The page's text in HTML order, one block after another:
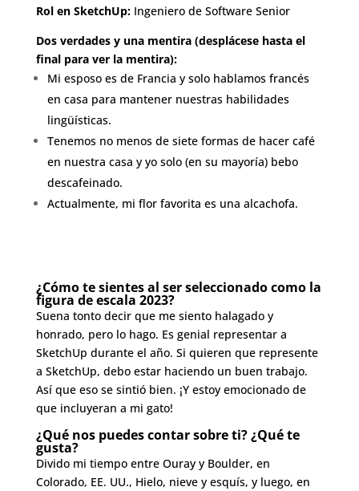
Rol en SketchUp: Ingeniero de Software Senior
Dos verdades y una mentira (desplácese hasta el
final para ver la mentira):
Mi esposo es de Francia y solo hablamos francés
en casa para mantener nuestras habilidades
lingüísticas.
Tenemos no menos de siete formas de hacer café
en nuestra casa y yo solo (en su mayoría) bebo
descafeinado.
Actualmente, mi flor favorita es una alcachofa.
¿Cómo te sientes al ser seleccionado como la
figura de escala 2023?
Suena tonto decir que me siento halagado y
honrado, pero lo hago. Es genial representar a
SketchUp durante el año. Si quieren que represente
a SketchUp, debo estar haciendo un buen trabajo.
Así que eso se sintió bien. ¡Y estoy emocionado de
que incluyeran a mi gato!
¿Qué nos puedes contar sobre ti? ¿Qué te
gusta?
Divido mi tiempo entre Ouray y Boulder, en
Colorado, EE. UU., Hielo, nieve y esquís, y luego, en